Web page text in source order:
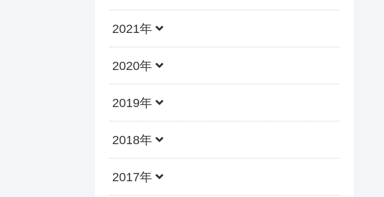
2021年
2020年
2019年
2018年
2017年